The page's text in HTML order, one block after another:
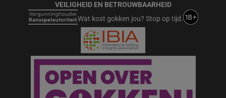
VEILIGHEID EN BETROUWBAARHEID
Wat kost gokken jou? Stop op tijd.